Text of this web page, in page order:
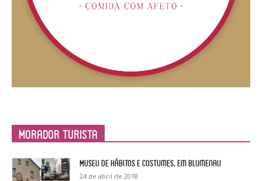
Morador Turista
Museu de Hábitos e Costumes, em Blumenau
24 de abril de 2018